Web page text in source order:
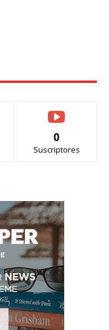
0
Suscriptores